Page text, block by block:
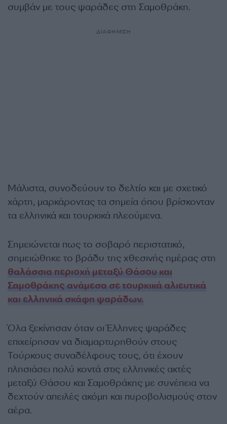
συμβάν με τους ψαράδες στη Σαμοθράκη.
ΔΙΑΦΗΜΙΣΗ
Μάλιστα, συνοδεύουν το δελτίο και με σχετικό
χάρτη, μαρκάροντας τα σημεία όπου βρίσκονταν
τα ελληνικά και τουρκικά πλεούμενα.
Σημειώνεται πως το σοβαρό περιστατικό,
σημειώθηκε το βράδυ της χθεσινής ημέρας στη
θαλάσσια περιοχή μεταξύ Θάσου και
Σαμοθράκης ανάμεσα σε τουρκικά αλιευτικά
και ελληνικά σκάφη ψαράδων.
Όλα ξεκίνησαν όταν οι Έλληνες ψαράδες
επιχείρησαν να διαμαρτυρηθούν στους
Τούρκους συναδέλφους τους, ότι έχουν
πλησιάσει πολύ κοντά στις ελληνικές ακτές
μεταξύ Θάσου και Σαμοθράκης με συνέπεια να
δεχτούν απειλές ακόμη και πυροβολισμούς στον
αέρα.